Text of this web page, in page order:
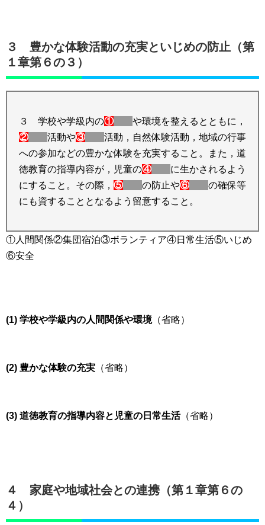
３ 豊かな体験活動の充実といじめの防止（第
１章第６の３）
３ 学校や学級内の①
や環境を整えるとともに，
②
活動や③
活動，自然体験活動，地域の行事
への参加などの豊かな体験を充実すること。また，道
徳教育の指導内容が，児童の④
に生かされるよう
にすること。その際， ⑤ の防止や⑥
の確保等
にも資することとなるよう留意すること。
①人間関係②集団宿泊③ボランティア④日常生活⑤いじめ
⑥安全
(1) 学校や学級内の人間関係や環境（省略）
(2) 豊かな体験の充実 （省略）
(3) 道徳教育の指導内容と児童の日常生活（省略）
４ 家庭や地域社会との連携（第１章第６の
４）